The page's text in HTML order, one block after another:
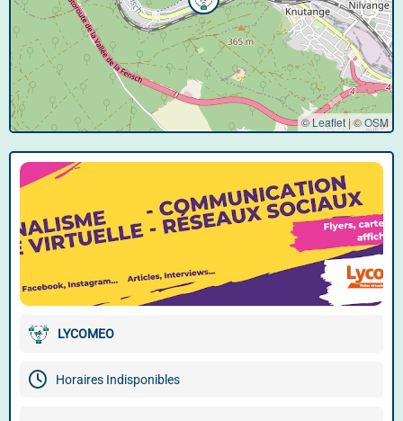
© Leaflet |©OSM
LYCOMEO
Horaires Indisponibles